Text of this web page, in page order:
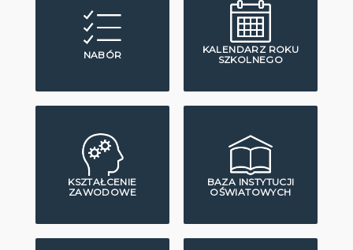
NABÓR
KALENDARZ ROKU
SZKOLNEGO
KSZTAŁCENIE
ZAWODOWE
BAZA INSTYTUCJI
OŚWIATOWYCH